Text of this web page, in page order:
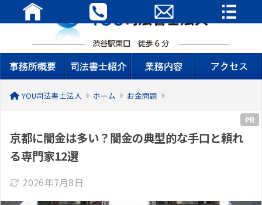
YOU司法書士法人 ホーム お金問題
PR
京都に闇金は多い？闇金の典型的な手口と頼れ
る専門家12選
2026年7月8日